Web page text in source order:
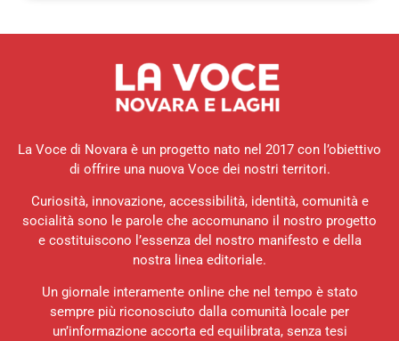
La Voce di Novara è un progetto nato nel 2017 con l’obiettivo
di offrire una nuova Voce dei nostri territori.
Curiosità, innovazione, accessibilità, identità, comunità e
socialità sono le parole che accomunano il nostro progetto
e costituiscono l’essenza del nostro manifesto e della
nostra linea editoriale.
Un giornale interamente online che nel tempo è stato
sempre più riconosciuto dalla comunità locale per
un’informazione accorta ed equilibrata, senza tesi